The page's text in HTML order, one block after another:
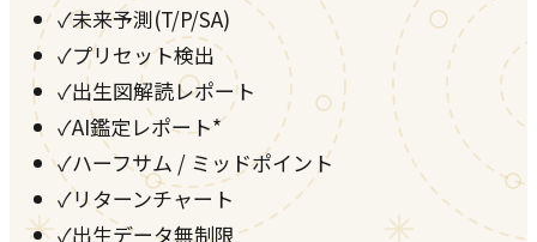
✓未来予測(T/P/SA)
✓プリセット検出
✓出生図解読レポート
✓AI鑑定レポート*
✓ハーフサム / ミッドポイント
✓リターンチャート
✓出生データ無制限